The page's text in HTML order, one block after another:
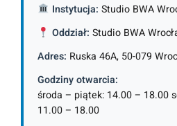
Instytucja: Studio BWA
Oddział: Studio BWA
Adres: Ruska 46A, 50-079
Godziny otwarcia:
środa – piątek: 14.00 – 18.00
11.00 – 18.00